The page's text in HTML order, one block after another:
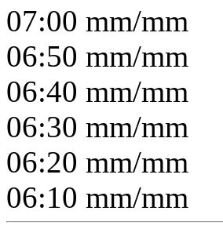
07:00 mm/mm
06:50 mm/mm
06:40 mm/mm
06:30 mm/mm
06:20 mm/mm
06:10 mm/mm